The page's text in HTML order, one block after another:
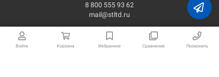
Войти Корзина Избранное Сравнение Позвонить
8 800 555 93 62
mail@stltd.ru